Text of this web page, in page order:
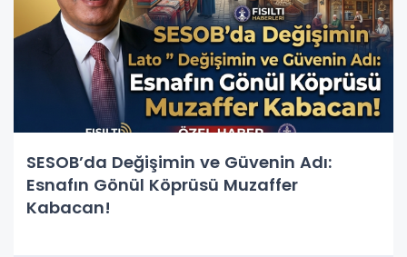
SESOB’da Değişimin ve Güvenin Adı:
Esnafın Gönül Köprüsü Muzaffer
Kabacan!